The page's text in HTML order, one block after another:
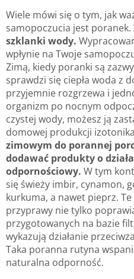
Wiele mówi się o tym, jak
samopoczucia jest poranek.
szklanki wody.
wpłynie na Twoje
Zimą, kiedy poranki są
sprawdzi się ciepła woda z
przyjemnie rozgrzewa i
organizm po nocnym
czystej wody, możesz ją
domowej produkcji
zimowym do porannej
dodawać produkty o
odpornościowy. W tym
się świeży imbir, cynamon,
kurkuma, a nawet pieprz.
przyprawy nie tylko
przygotowanych na bazie
wykazują działanie
Taka poranna rutyna
naturalna odporność.